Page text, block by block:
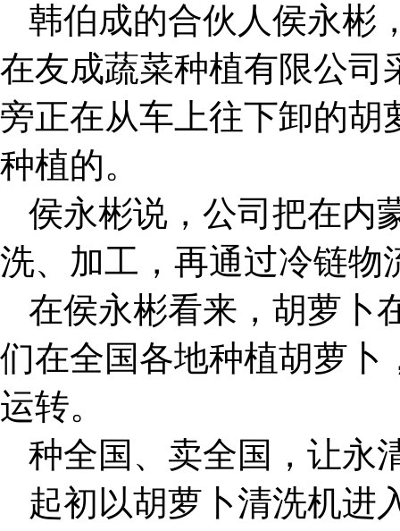
韩伯成的合伙人侯永彬
在友成蔬菜种植有限公司
旁正在从车上往下卸的胡
种植的。
侯永彬说，公司把在内
洗、加工，再通过冷链物
在侯永彬看来，胡萝卜
们在全国各地种植胡萝卜
运转。
种全国、卖全国，让永
起初以胡萝卜清洗机进